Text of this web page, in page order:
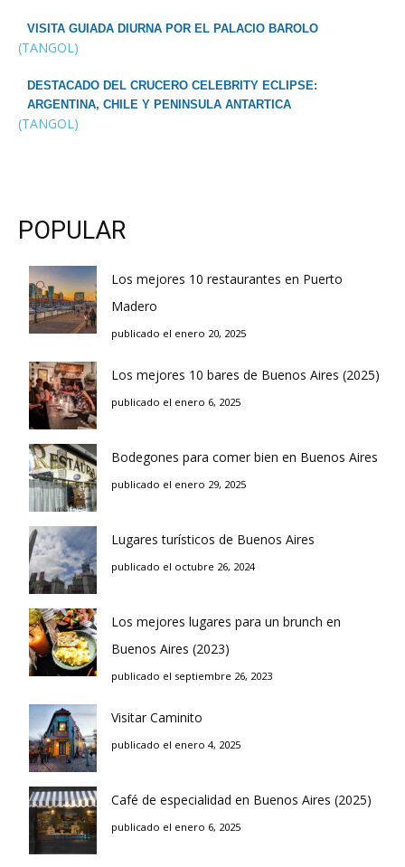
VISITA GUIADA DIURNA POR EL PALACIO BAROLO
(TANGOL)
DESTACADO DEL CRUCERO CELEBRITY ECLIPSE:
ARGENTINA, CHILE Y PENINSULA ANTARTICA
(TANGOL)
POPULAR
Los mejores 10 restaurantes en Puerto
Madero
publicado el enero 20, 2025
Los mejores 10 bares de Buenos Aires (2025)
publicado el enero 6, 2025
Bodegones para comer bien en Buenos Aires
publicado el enero 29, 2025
Lugares turísticos de Buenos Aires
publicado el octubre 26, 2024
Los mejores lugares para un brunch en
Buenos Aires (2023)
publicado el septiembre 26, 2023
Visitar Caminito
publicado el enero 4, 2025
Café de especialidad en Buenos Aires (2025)
publicado el enero 6, 2025